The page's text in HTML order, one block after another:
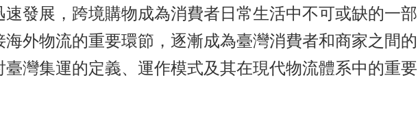
發展，跨境購物成為消費者日常生活中不可或缺的一部
海外物流的重要環節，逐漸成為臺灣消費者和商家之間的
灣集運的定義、運作模式及其在現代物流體系中的重要